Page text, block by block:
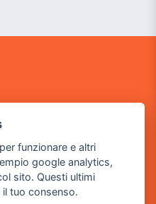
BS
funzionare e altri
google analytics,
sito. Questi ultimi
tuo consenso.